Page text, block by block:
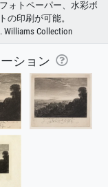
ォトペーパー、水彩ボ
の印刷が可能。
Williams Collection
ション